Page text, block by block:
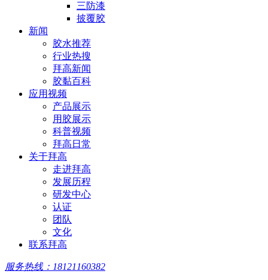
三防漆
披覆胶
新闻
胶水推荐
行业热搜
拜高新闻
胶黏百科
应用视频
产品展示
用胶展示
科普视频
拜高日常
关于拜高
走进拜高
发展历程
研发中心
认证
团队
文化
联系拜高
服务热线：18121160382